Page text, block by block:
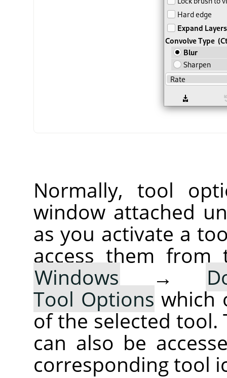
Normally, tool
window attached
as you activate a
access them from
Windows →
Tool Options which
of the selected tool.
can also be
corresponding tool